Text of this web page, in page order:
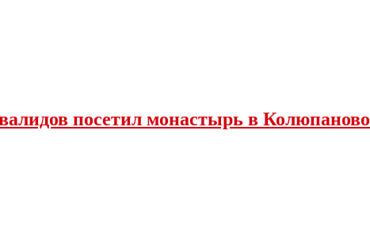
посетил монастырь в Колюпаново